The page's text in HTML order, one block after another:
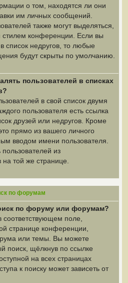
о том, находятся ли они
им личных сообщений.
также могут выделяться,
стилем конференции. Если вы
список недругов, то любые
будут скрыты по умолчанию.
пользователей в списках
в свой список двумя
пользователя есть ссылка
друзей или недругов. Кроме
прямо из вашего личного
вводом имени пользователя.
из
той же странице.
по форумам
по форуму или форумам?
соответствующем поле,
странице конференции,
или темы. Вы можете
поиск, щёлкнув по ссылке
на всех страницах
к поиску может зависеть от